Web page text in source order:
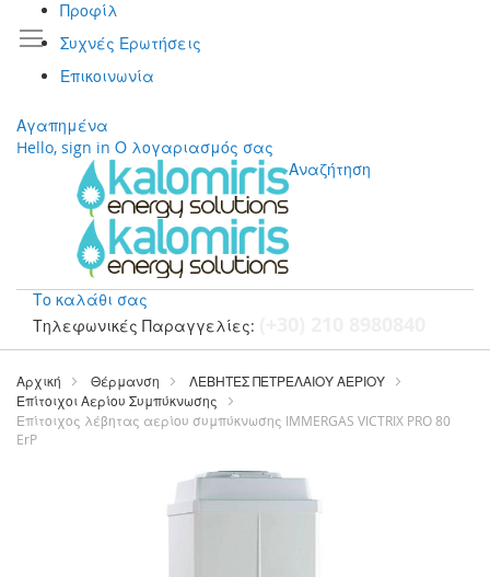
Προφίλ
Συχνές Ερωτήσεις
Επικοινωνία
Αγαπημένα
Hello, sign in Ο λογαριασμός σας
Αναζήτηση
Το καλάθι σας
Τηλεφωνικές Παραγγελίες:
Μετάβαση
περιεχόμενο
Αρχική Θέρμανση
ΛΕΒΗΤΕΣ ΠΕΤΡΕΛΑΙΟΥ ΑΕΡΙΟΥ
Επίτοιχοι Αερίου Συμπύκνωσης
Επίτοιχος λέβητας αερίου συμπύκνωσης IMMERGAS VICTRIX PRO 80
ErP